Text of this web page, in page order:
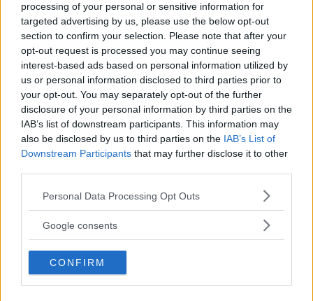
processing of your personal or sensitive information for
targeted advertising by us, please use the below opt-out
section to confirm your selection. Please note that after your
opt-out request is processed you may continue seeing
interest-based ads based on personal information utilized by
us or personal information disclosed to third parties prior to
your opt-out. You may separately opt-out of the further
disclosure of your personal information by third parties on the
IAB’s list of downstream participants. This information may
also be disclosed by us to third parties on the IAB’s List of
Downstream Participants that may further disclose it to other
Please note that this website/app uses one or more Google
not limited to your visit or usage behaviour. You may click to
use your data for below specified purposes in below Google
consent section.
Personal Data Processing Opt Outs
Google consents
CONFIRM
Egna produkten blir kvar i Gullringen
FOTBOLL 11 december 2023 08.18
Annons:
Stark match av Felix: ”Känns
frustrerande”
16-åringen gjorde sitt första seniormål: